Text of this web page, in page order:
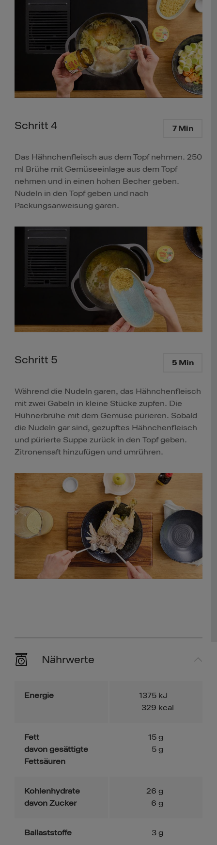
Schritt 4 7 Min
Das Hähnchenfleisch aus dem Topf nehmen. 250
ml Brühe mit Gemüseeinlage aus dem Topf
nehmen und in einen hohen Becher geben.
Nudeln in den Topf geben und nach
Packungsanweisung garen.
Schritt 5 5 Min
Während die Nudeln garen, das Hähnchenfleisch
mit zwei Gabeln in kleine Stücke zupfen. Die
Hühnerbrühe mit dem Gemüse pürieren. Sobald
die Nudeln gar sind, gezupftes Hähnchenfleisch
und pürierte Suppe zurück in den Topf geben.
Zitronensaft hinzufügen und umrühren.
Nährwerte
Energie 1375 kJ
329 kcal
Fett
davon gesättigte
Fettsäuren
15 g
5 g
Kohlenhydrate
davon Zucker
26 g
6 g
Ballaststoffe 3 g